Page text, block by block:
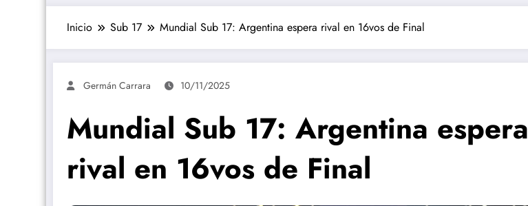
Inicio Sub 17 Mundial Sub 17: Argentina espera rival en 16vos de Final
Germán Carrara 10/11/2025
Mundial Sub 17: Argentina espera
rival en 16vos de Final